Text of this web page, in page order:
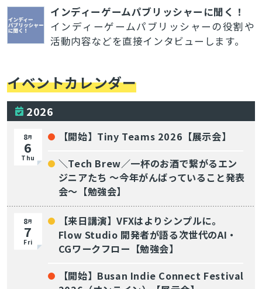
インディーゲームパブリッシャーに聞く！
インディーゲームパブリッシャーの役割や
活動内容などを直接インタビューします。
イベントカレンダー
2026
8月
6
Thu
【開始】Tiny Teams 2026【展示会】
＼Tech Brew／一杯のお酒で繋がるエン
ジニアたち 〜今年がんばっていること発表
会〜【勉強会】
8月
7
Fri
【来日講演】VFXはよりシンプルに。
Flow Studio 開発者が語る次世代のAI・
CGワークフロー【勉強会】
【開始】Busan Indie Connect Festival